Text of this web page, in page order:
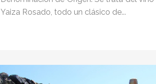
Yaiza Rosado, todo un clásico de...